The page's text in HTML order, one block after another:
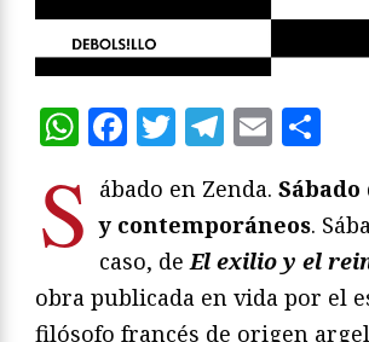
WhatsApp
Facebook
TwitterEmail
S ábado en Zenda.
y contemporáneos.
caso, deEl exilio y el
obra publicada en vida por el
filósofo francés de origen